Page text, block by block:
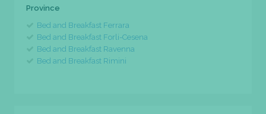
Province
Bed and Breakfast Ferrara
Bed and Breakfast Forli-Cesena
Bed and Breakfast Ravenna
Bed and Breakfast Rimini